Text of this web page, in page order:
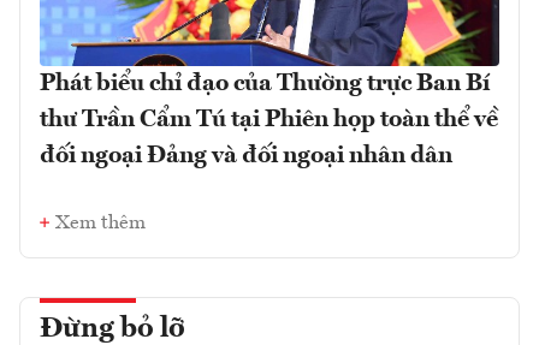
Phát biểu chỉ đạo của Thường trực Ban Bí
thư Trần Cẩm Tú tại Phiên họp toàn thể về
đối ngoại Đảng và đối ngoại nhân dân
Xem thêm
Đừng bỏ lỡ